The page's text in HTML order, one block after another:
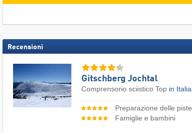
Recensioni
Gitschberg Jochtal
Comprensorio sciistico Top in Italia
Preparazione delle piste
Famiglie e bambini